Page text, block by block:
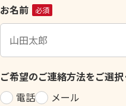
こ
の
ィ
ー
ル
ド
お名前 必須
ご希望のご連絡方法をご選
電話
メール